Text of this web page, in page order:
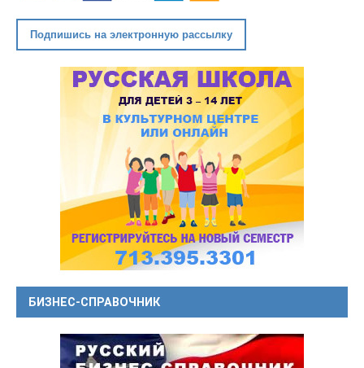
Подпишись на электронную рассылку
БИЗНЕС-СПРАВОЧНИК